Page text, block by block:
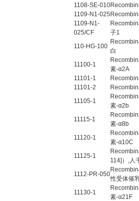
1108-SE-010
1109-N1-025
1109-N1-
025/CF
子1
110-HG-100
白
11100-1
素-α2A
11101-1
11101-2
11105-1
素-α2b
11115-1
素-α8b
11120-1
素-α10C
11125-1
114]）,人
1112-PR-050
性受体催
11130-1
素-α21F